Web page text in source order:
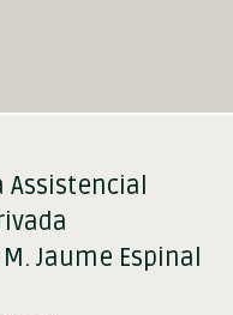
M. Jaume Espinal